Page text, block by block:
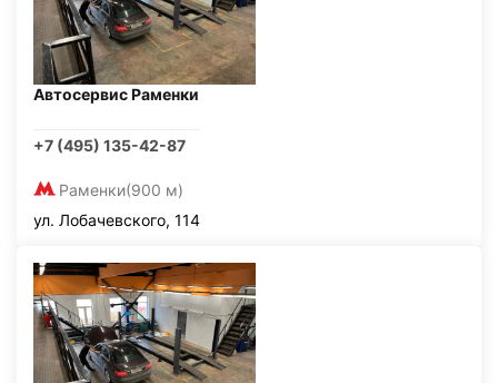
Автосервис Раменки
+7 (495) 135-42-87
Раменки(900 м)
ул. Лобачевского, 114